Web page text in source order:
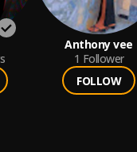
Anthony vee
1 Follower
FOLLOW